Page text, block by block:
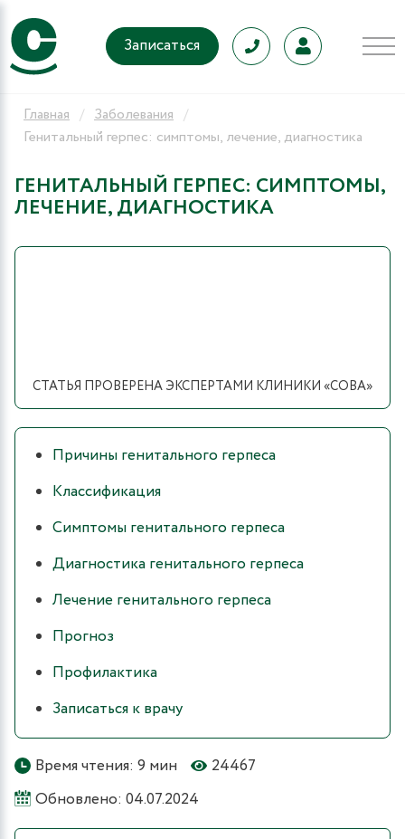
Записаться
Главная
Заболевания
Генитальный герпес: симптомы, лечение, диагностика
ГЕНИТАЛЬНЫЙ ГЕРПЕС: СИМПТОМЫ,
ЛЕЧЕНИЕ, ДИАГНОСТИКА
Время чтения: 9 мин
24467
Обновлено: 04.07.2024
СТАТЬЯ ПРОВЕРЕНА ЭКСПЕРТАМИ КЛИНИКИ «СОВА»
Причины генитального герпеса
Классификация
Симптомы генитального герпеса
Диагностика генитального герпеса
Лечение генитального герпеса
Прогноз
Профилактика
Записаться к врачу